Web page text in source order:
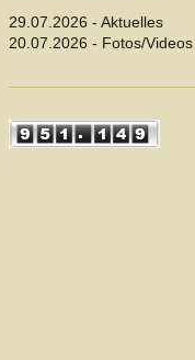
29.07.2026 - Aktuelles
20.07.2026 - Fotos/Videos